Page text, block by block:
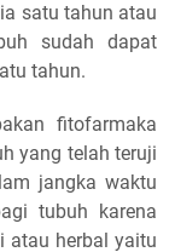
satu tahun atau
sudah dapat
tahun.
fitofarmaka
yang telah teruji
jangka waktu
tubuh karena
atau herbal yaitu